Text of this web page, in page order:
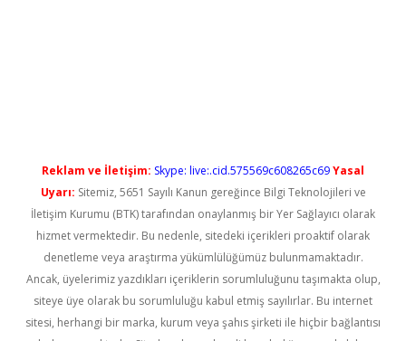
Reklam ve İletişim: Skype: live:.cid.575569c608265c69Yasal
Uyarı: Sitemiz, 5651 Sayılı Kanun gereğince Bilgi Teknolojileri ve
İletişim Kurumu (BTK) tarafından onaylanmış bir Yer Sağlayıcı olarak
hizmet vermektedir. Bu nedenle, sitedeki içerikleri proaktif olarak
denetleme veya araştırma yükümlülüğümüz bulunmamaktadır.
Ancak, üyelerimiz yazdıkları içeriklerin sorumluluğunu taşımakta olup,
siteye üye olarak bu sorumluluğu kabul etmiş sayılırlar. Bu internet
sitesi, herhangi bir marka, kurum veya şahıs şirketi ile hiçbir bağlantısı